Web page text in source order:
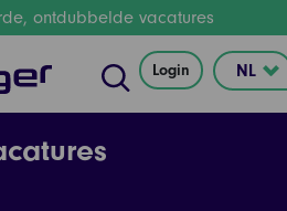
ontdubbelde vacatures
Login